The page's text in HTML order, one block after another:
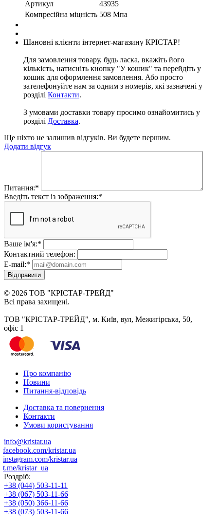
Артикул
43935
Компресійна міцність 508 Мпа
Шановні клієнти інтернет-магазину КРІСТАР!
Для замовлення товару, будь ласка, вкажіть його
кількість, натисніть кнопку "У кошик" та перейдіть у
кошик для оформлення замовлення. Або просто
зателефонуйте нам за одним з номерів, які зазначені у
розділі Контакти.
З умовами доставки товару просимо ознайомитись у
розділі Доставка.
Ще ніхто не залишив відгуків. Ви будете першим.
Додати відгук
Питання:*
Введіть текст із зображення:*
Ваше ім'я:*
Контактний телефон:
E-mail:*
Відправити
© 2026 ТОВ "КРІСТАР-ТРЕЙД"
Всі права захищені.
ТОВ "КРІСТАР-ТРЕЙД", м. Київ, вул, Межигірська, 50,
офіс 1
Про компанію
Новини
Питання-відповідь
Доставка та повернення
Контакти
Умови користування
info@kristar.ua
facebook.com/kristar.ua
instagram.com/kristar.ua
t.me/kristar_ua
Роздріб:
+38 (044) 503-11-11
+38 (067) 503-11-66
+38 (050) 366-11-66
+38 (073) 503-11-66